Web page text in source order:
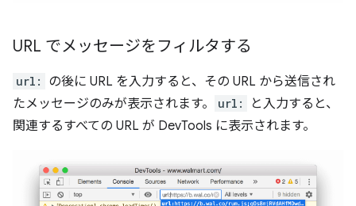
URL でメッセージをフィルタする
url:
の後に URL を入力すると、その URL から送信され
たメッセージのみが表示されます。
url:
と入力すると、
関連するすべての URL が DevTools に表示されます。